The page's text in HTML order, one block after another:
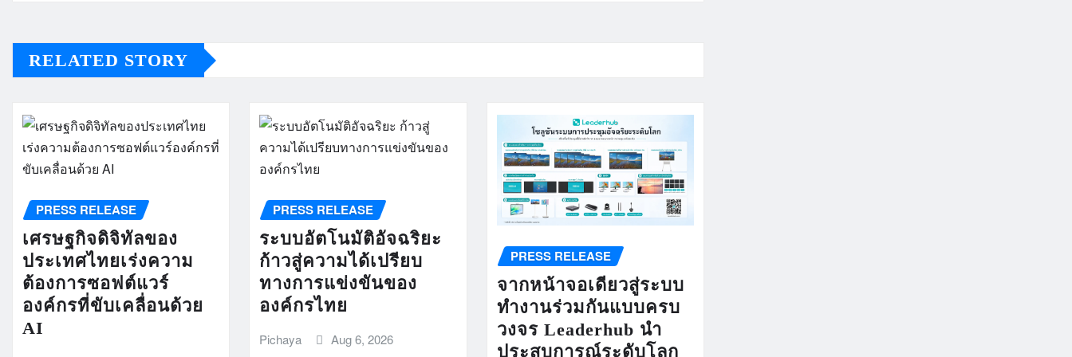
RELATED STORY
PRESS RELEASE
เศรษฐกิจดิจิทัลของ
ประเทศไทยเร่งความ
ต้องการซอฟต์แวร์
องค์กรที่ขับเคลื่อนด้วย
AI
PRESS RELEASE
ระบบอัตโนมัติอัจฉริยะ
ก้าวสู่ความได้เปรียบ
ทางการแข่งขันของ
องค์กรไทย
Pichaya Aug 6, 2026
PRESS RELEASE
จากหน้าจอเดียวสู่ระบบ
ทำงานร่วมกันแบบครบ
วงจร Leaderhub นำ
ประสบการณ์ระดับโลก